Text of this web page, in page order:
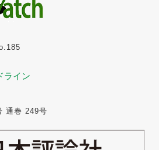
ライン
通巻 249号